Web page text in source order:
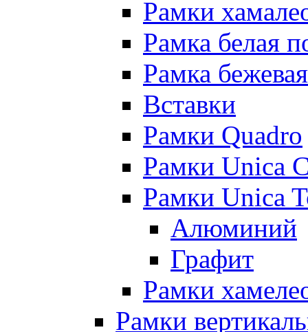
Рамки
Рамка белая
Рамка
Вставки
Рамки Quadro
Рамки Unica
Рамки Unica
Алюминий
Графит
Рамки
Рамки